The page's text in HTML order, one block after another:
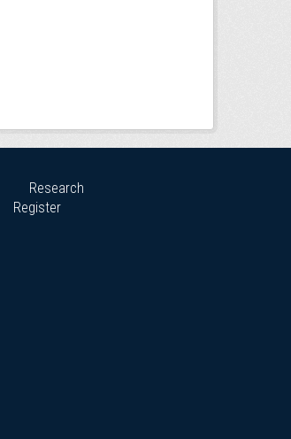
Research
Register